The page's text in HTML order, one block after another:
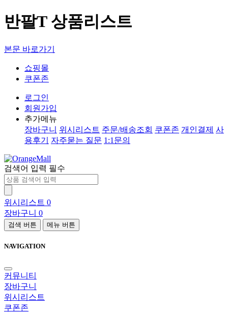
반팔T 상품리스트
본문 바로가기
쇼핑몰
쿠폰존
로그인
회원가입
추가메뉴
장바구니 위시리스트 주문/배송조회 쿠폰존 개인결제 사
용후기
자주묻는 질문 1:1문의
검색어 입력 필수
위시리스트 0
장바구니 0
검색 버튼 메뉴 버튼
NAVIGATION
커뮤니티
장바구니
위시리스트
쿠폰존